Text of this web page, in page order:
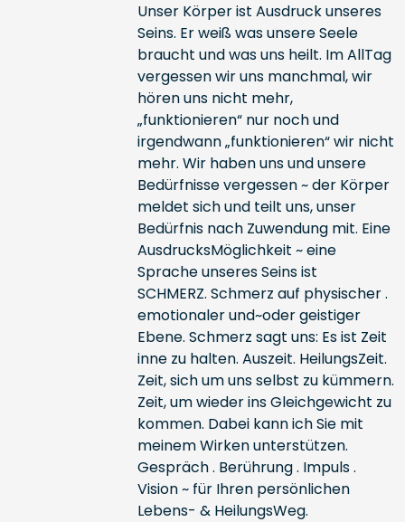
Unser Körper ist Ausdruck unseres
Seins. Er weiß was unsere Seele
braucht und was uns heilt. Im AllTag
vergessen wir uns manchmal, wir
hören uns nicht mehr,
„funktionieren“ nur noch und
irgendwann „funktionieren“ wir nicht
mehr. Wir haben uns und unsere
Bedürfnisse vergessen ~ der Körper
meldet sich und teilt uns, unser
Bedürfnis nach Zuwendung mit. Eine
AusdrucksMöglichkeit ~ eine
Sprache unseres Seins ist
SCHMERZ. Schmerz auf physischer .
emotionaler und~oder geistiger
Ebene. Schmerz sagt uns: Es ist Zeit
inne zu halten. Auszeit. HeilungsZeit.
Zeit, sich um uns selbst zu kümmern.
Zeit, um wieder ins Gleichgewicht zu
kommen. Dabei kann ich Sie mit
meinem Wirken unterstützen.
Gespräch . Berührung . Impuls .
Vision ~ für Ihren persönlichen
Lebens- & HeilungsWeg.